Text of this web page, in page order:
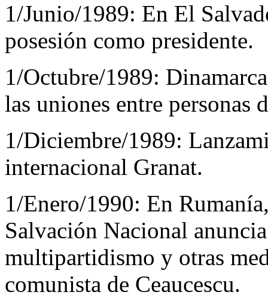
1/Junio/1989: En El
posesión como presidente.
1/Octubre/1989:
las uniones entre personas
1/Diciembre/1989:
internacional Granat.
1/Enero/1990: En
Salvación Nacional
multipartidismo y otras
comunista de Ceaucescu.